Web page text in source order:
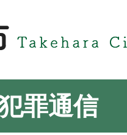
罪通信